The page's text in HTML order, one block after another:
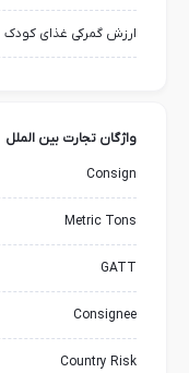
ارزش گمرکی غذای کودک
واژگان تجارت بین الملل
Consign
Metric Tons
GATT
Consignee
Country Risk